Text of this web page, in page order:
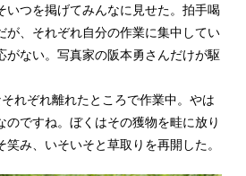
いつを掲げてみんなに見せた。拍手喝
が、それぞれ自分の作業に集中してい
がない。写真家の阪本勇さんだけが駆
れぞれ離れたところで作業中。やは
のですね。ぼくはその獲物を畦に放り
み、いそいそと草取りを再開した。